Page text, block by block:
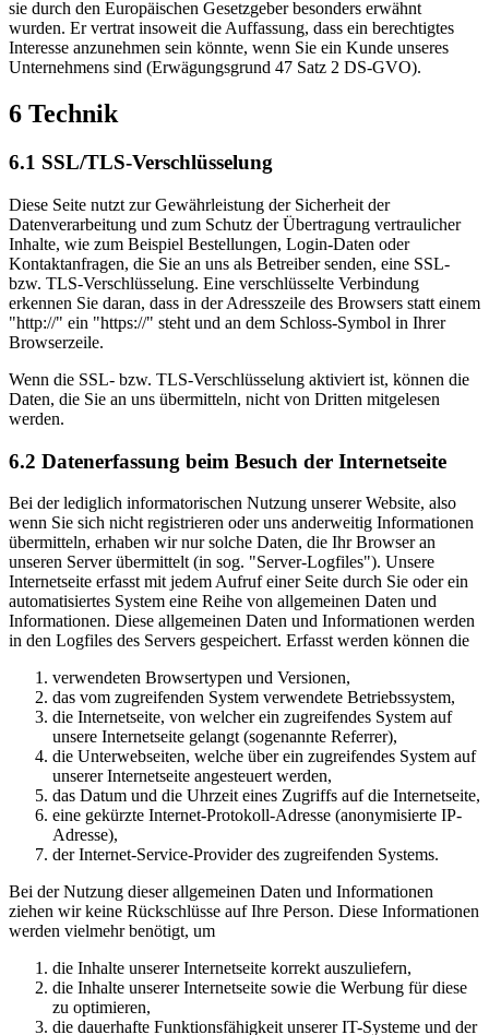
sie durch den Europäischen Gesetzgeber besonders erwähnt
wurden. Er vertrat insoweit die Auffassung, dass ein berechtigtes
Interesse anzunehmen sein könnte, wenn Sie ein Kunde unseres
Unternehmens sind (Erwägungsgrund 47 Satz 2 DS-GVO).
6 Technik
6.1 SSL/TLS-Verschlüsselung
Diese Seite nutzt zur Gewährleistung der Sicherheit der
Datenverarbeitung und zum Schutz der Übertragung vertraulicher
Inhalte, wie zum Beispiel Bestellungen, Login-Daten oder
Kontaktanfragen, die Sie an uns als Betreiber senden, eine SSL-
bzw. TLS-Verschlüsselung. Eine verschlüsselte Verbindung
erkennen Sie daran, dass in der Adresszeile des Browsers statt einem
"http://" ein "https://" steht und an dem Schloss-Symbol in Ihrer
Browserzeile.
Wenn die SSL- bzw. TLS-Verschlüsselung aktiviert ist, können die
Daten, die Sie an uns übermitteln, nicht von Dritten mitgelesen
werden.
6.2 Datenerfassung beim Besuch der Internetseite
Bei der lediglich informatorischen Nutzung unserer Website, also
wenn Sie sich nicht registrieren oder uns anderweitig Informationen
übermitteln, erhaben wir nur solche Daten, die Ihr Browser an
unseren Server übermittelt (in sog. "Server-Logfiles"). Unsere
Internetseite erfasst mit jedem Aufruf einer Seite durch Sie oder ein
automatisiertes System eine Reihe von allgemeinen Daten und
Informationen. Diese allgemeinen Daten und Informationen werden
in den Logfiles des Servers gespeichert. Erfasst werden können die
verwendeten Browsertypen und Versionen,
das vom zugreifenden System verwendete Betriebssystem,
die Internetseite, von welcher ein zugreifendes System auf
unsere Internetseite gelangt (sogenannte Referrer),
die Unterwebseiten, welche über ein zugreifendes System auf
unserer Internetseite angesteuert werden,
das Datum und die Uhrzeit eines Zugriffs auf die Internetseite,
eine gekürzte Internet-Protokoll-Adresse (anonymisierte IP-
Adresse),
der Internet-Service-Provider des zugreifenden Systems.
Bei der Nutzung dieser allgemeinen Daten und Informationen
ziehen wir keine Rückschlüsse auf Ihre Person. Diese Informationen
werden vielmehr benötigt, um
die Inhalte unserer Internetseite korrekt auszuliefern,
die Inhalte unserer Internetseite sowie die Werbung für diese
zu optimieren,
die dauerhafte Funktionsfähigkeit unserer IT-Systeme und der